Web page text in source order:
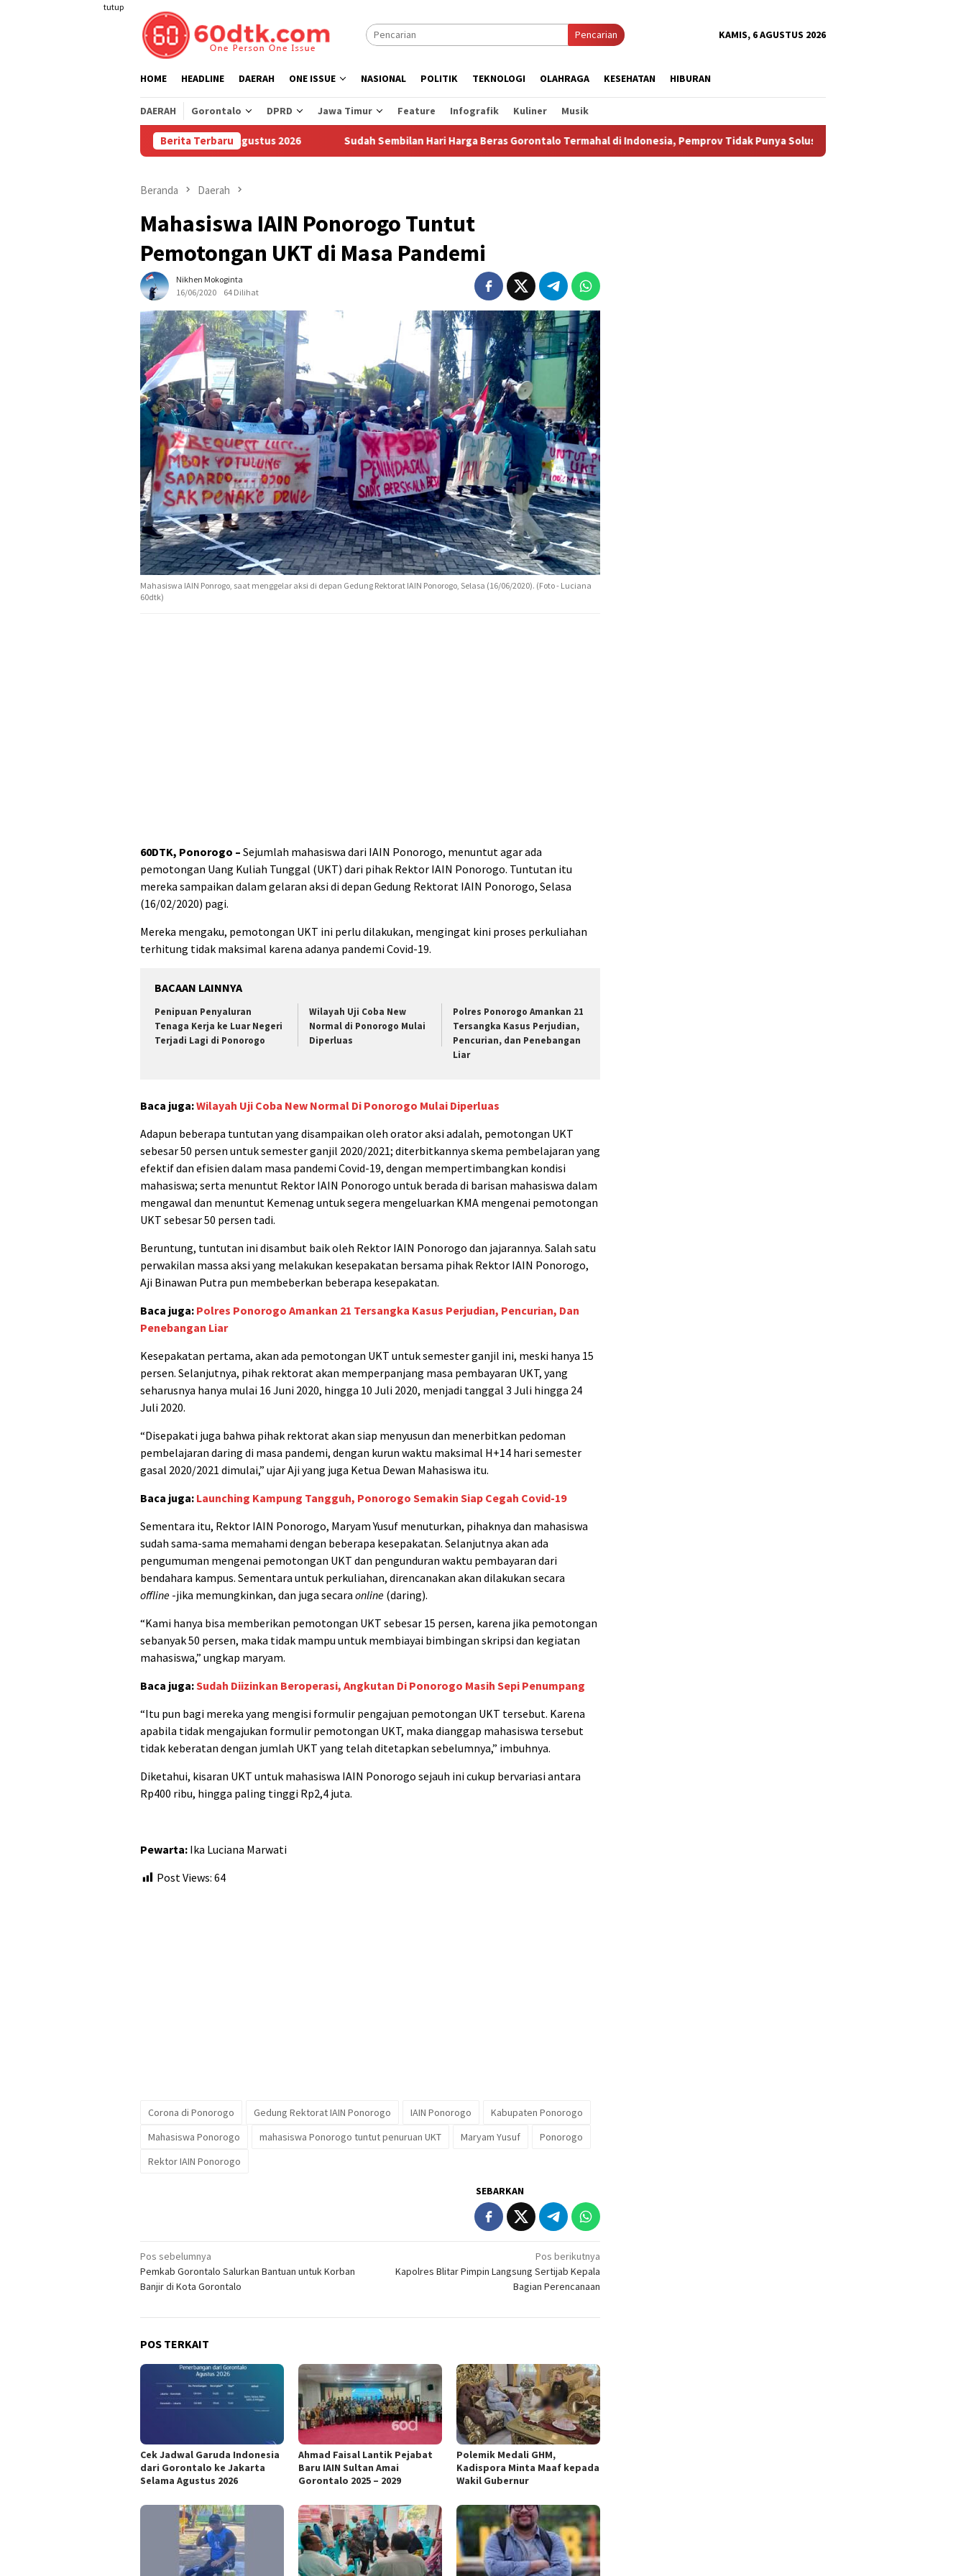
tutup
Pencarian KAMIS, 6 AGUSTUS 2026
HOME HEADLINE DAERAH ONE ISSUE NASIONAL POLITIK TEKNOLOGI OLAHRAGA KESEHATAN HIBURAN
DAERAH Gorontalo DPRD Jawa Timur Feature Infografik Kuliner Musik
Berita Terbaru
Pertamax di Sulawesi Mulai 1 Agustus 2026 Sudah Sembilan Hari Harga Beras Gorontalo Termahal di Indonesia, Pemprov Tidak Punya Solusi? Aliansi Masyarakat Penambang
Beranda Daerah
Mahasiswa IAIN Ponorogo Tuntut
Pemotongan UKT di Masa Pandemi
Nikhen Mokoginta
16/06/2020
64 Dilihat
Mahasiswa IAIN Ponrogo, saat menggelar aksi di depan Gedung Rektorat IAIN Ponorogo, Selasa (16/06/2020). (Foto - Luciana
60dtk)
60DTK, Ponorogo – Sejumlah mahasiswa dari IAIN Ponorogo, menuntut agar ada
pemotongan Uang Kuliah Tunggal (UKT) dari pihak Rektor IAIN Ponorogo. Tuntutan itu
mereka sampaikan dalam gelaran aksi di depan Gedung Rektorat IAIN Ponorogo, Selasa
(16/02/2020) pagi.
Mereka mengaku, pemotongan UKT ini perlu dilakukan, mengingat kini proses perkuliahan
terhitung tidak maksimal karena adanya pandemi Covid-19.
BACAAN LAINNYA
Penipuan Penyaluran
Tenaga Kerja ke Luar Negeri
Terjadi Lagi di Ponorogo
Wilayah Uji Coba New
Normal di Ponorogo Mulai
Diperluas
Polres Ponorogo Amankan 21
Tersangka Kasus Perjudian,
Pencurian, dan Penebangan
Liar
Baca juga:Wilayah Uji Coba New Normal Di Ponorogo Mulai Diperluas
Adapun beberapa tuntutan yang disampaikan oleh orator aksi adalah, pemotongan UKT
sebesar 50 persen untuk semester ganjil 2020/2021; diterbitkannya skema pembelajaran yang
efektif dan efisien dalam masa pandemi Covid-19, dengan mempertimbangkan kondisi
mahasiswa; serta menuntut Rektor IAIN Ponorogo untuk berada di barisan mahasiswa dalam
mengawal dan menuntut Kemenag untuk segera mengeluarkan KMA mengenai pemotongan
UKT sebesar 50 persen tadi.
Beruntung, tuntutan ini disambut baik oleh Rektor IAIN Ponorogo dan jajarannya. Salah satu
perwakilan massa aksi yang melakukan kesepakatan bersama pihak Rektor IAIN Ponorogo,
Aji Binawan Putra pun membeberkan beberapa kesepakatan.
Baca juga: Polres Ponorogo Amankan 21 Tersangka Kasus Perjudian, Pencurian, Dan
Penebangan Liar
Kesepakatan pertama, akan ada pemotongan UKT untuk semester ganjil ini, meski hanya 15
persen. Selanjutnya, pihak rektorat akan memperpanjang masa pembayaran UKT, yang
seharusnya hanya mulai 16 Juni 2020, hingga 10 Juli 2020, menjadi tanggal 3 Juli hingga 24
Juli 2020.
“Disepakati juga bahwa pihak rektorat akan siap menyusun dan menerbitkan pedoman
pembelajaran daring di masa pandemi, dengan kurun waktu maksimal H+14 hari semester
gasal 2020/2021 dimulai,” ujar Aji yang juga Ketua Dewan Mahasiswa itu.
Baca juga: Launching Kampung Tangguh, Ponorogo Semakin Siap Cegah Covid-19
Sementara itu, Rektor IAIN Ponorogo, Maryam Yusuf menuturkan, pihaknya dan mahasiswa
sudah sama-sama memahami dengan beberapa kesepakatan. Selanjutnya akan ada
pengumuman mengenai pemotongan UKT dan pengunduran waktu pembayaran dari
bendahara kampus. Sementara untuk perkuliahan, direncanakan akan dilakukan secara
offline -jika memungkinkan, dan juga secara online (daring).
“Kami hanya bisa memberikan pemotongan UKT sebesar 15 persen, karena jika pemotongan
sebanyak 50 persen, maka tidak mampu untuk membiayai bimbingan skripsi dan kegiatan
mahasiswa,” ungkap maryam.
Baca juga:Sudah Diizinkan Beroperasi, Angkutan Di Ponorogo Masih Sepi Penumpang
“Itu pun bagi mereka yang mengisi formulir pengajuan pemotongan UKT tersebut. Karena
apabila tidak mengajukan formulir pemotongan UKT, maka dianggap mahasiswa tersebut
tidak keberatan dengan jumlah UKT yang telah ditetapkan sebelumnya,” imbuhnya.
Diketahui, kisaran UKT untuk mahasiswa IAIN Ponorogo sejauh ini cukup bervariasi antara
Rp400 ribu, hingga paling tinggi Rp2,4 juta.
Pewarta: Ika Luciana Marwati
Post Views: 64
Corona di Ponorogo Gedung Rektorat IAIN Ponorogo IAIN Ponorogo
Kabupaten Ponorogo
Mahasiswa Ponorogo
mahasiswa Ponorogo tuntut penuruan UKT Maryam Yusuf
Ponorogo
Rektor IAIN Ponorogo
SEBARKAN
Navigasi
pos
Pos sebelumnya
Pemkab Gorontalo Salurkan Bantuan untuk Korban
Banjir di Kota Gorontalo
Pos berikutnya
Kapolres Blitar Pimpin Langsung Sertijab Kepala
Bagian Perencanaan
POS TERKAIT
Cek Jadwal Garuda Indonesia
dari Gorontalo ke Jakarta
Selama Agustus 2026
Ahmad Faisal Lantik Pejabat
Baru IAIN Sultan Amai
Gorontalo 2025 – 2029
Polemik Medali GHM,
Kadispora Minta Maaf kepada
Wakil Gubernur